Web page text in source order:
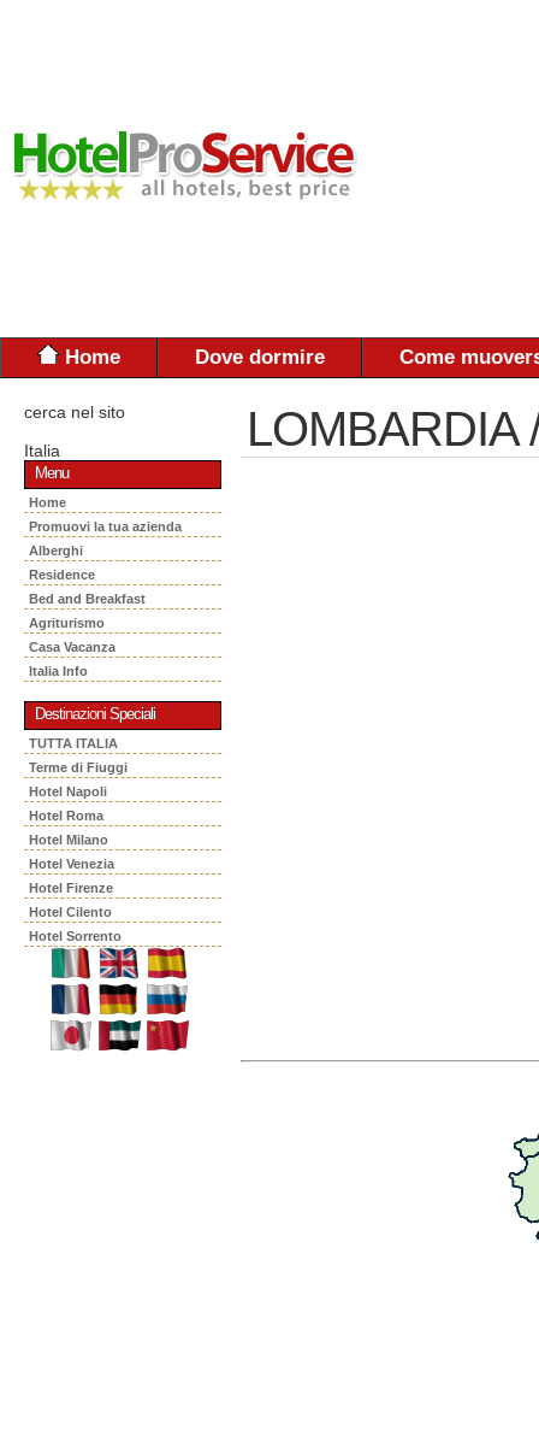
Home Dove dormire Come
cerca nel sito
Italia
Menu
Home
Promuovi la tua azienda
Alberghi
Residence
Bed and Breakfast
Agriturismo
Casa Vacanza
Italia Info
Destinazioni Speciali
TUTTA ITALIA
Terme di Fiuggi
Hotel Napoli
Hotel Roma
Hotel Milano
Hotel Venezia
Hotel Firenze
Hotel Cilento
Hotel Sorrento
LOMBARDIA